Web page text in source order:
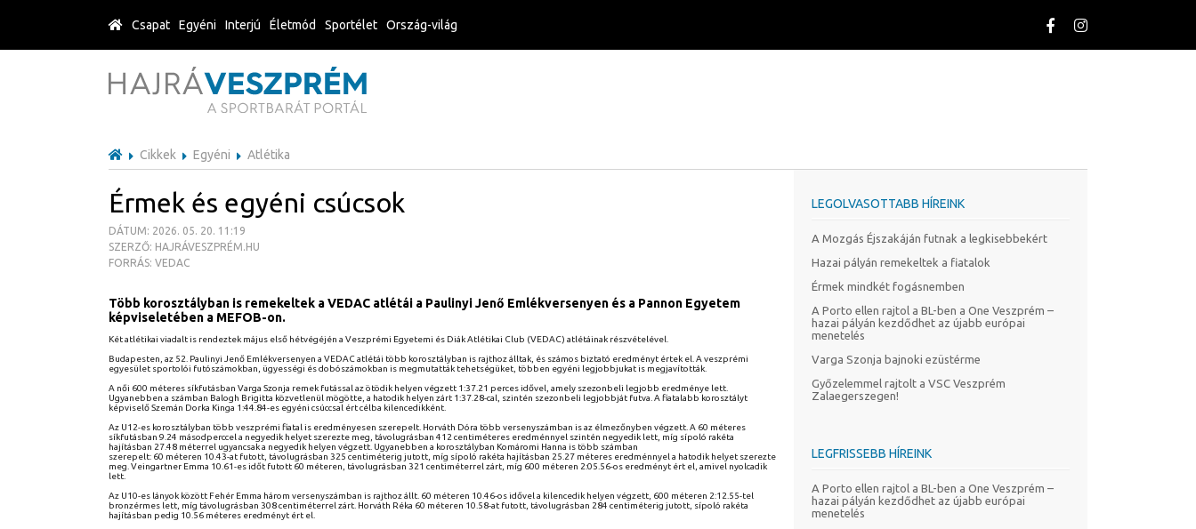
Cikkek Egyéni Atlétika
Érmek és egyéni csúcsok
DÁTUM: 2026. 05. 20. 11:19
SZERZŐ: HAJRÁVESZPRÉM.HU
FORRÁS: VEDAC
Több korosztályban is remekeltek a VEDAC atlétái a Paulinyi Jenő Emlékversenyen és a Pannon Egyetem
képviseletében a MEFOB-on.
Két atlétikai viadalt is rendeztek május első hétvégéjén a Veszprémi Egyetemi és Diák Atlétikai Club (VEDAC) atlétáinak részvételével.
Budapesten, az 52. Paulinyi Jenő Emlékversenyen a VEDAC atlétái több korosztályban is rajthoz álltak, és számos biztató eredményt értek el. A veszprémi
egyesület sportolói futószámokban, ügyességi és dobószámokban is megmutatták tehetségüket, többen egyéni legjobbjukat is megjavították.
A női 600 méteres síkfutásban Varga Szonja remek futással az ötödik helyen végzett 1:37.21 perces idővel, amely szezonbeli legjobb eredménye lett.
Ugyanebben a számban Balogh Brigitta közvetlenül mögötte, a hatodik helyen zárt 1:37.28-cal, szintén szezonbeli legjobbját futva. A fiatalabb korosztályt
képviselő Szemán Dorka Kinga 1:44.84-es egyéni csúccsal ért célba kilencedikként.
Az U12-es korosztályban több veszprémi fiatal is eredményesen szerepelt. Horváth Dóra több versenyszámban is az élmezőnyben végzett. A 60 méteres
síkfutásban 9.24 másodperccel a negyedik helyet szerezte meg, távolugrásban 412 centiméteres eredménnyel szintén negyedik lett, míg sípoló rakéta
hajításban 27.48 méterrel ugyancsak a negyedik helyen végzett. Ugyanebben a korosztályban Komáromi Hanna is több számban
szerepelt: 60 méteren 10.43-at futott, távolugrásban 325 centiméterig jutott, míg sípoló rakéta hajításban 25.27 méteres eredménnyel a hatodik helyet szerezte
meg. Veingartner Emma 10.61-es időt futott 60 méteren, távolugrásban 321 centiméterrel zárt, míg 600 méteren 2:05.56-os eredményt ért el, amivel nyolcadik
lett.
Az U10-es lányok között Fehér Emma három versenyszámban is rajthoz állt. 60 méteren 10.46-os idővel a kilencedik helyen végzett, 600 méteren 2:12.55-tel
bronzérmes lett, míg távolugrásban 308 centiméterrel zárt. Horváth Réka 60 méteren 10.58-at futott, távolugrásban 284 centiméterig jutott, sípoló rakéta
hajításban pedig 10.56 méteres eredményt ért el.
LEGOLVASOTTABB HÍREINK
A Mozgás Éjszakáján futnak a legkisebbekért
Hazai pályán remekeltek a fiatalok
Érmek mindkét fogásnemben
A Porto ellen rajtol a BL-ben a One Veszprém –
hazai pályán kezdődhet az újabb európai
menetelés
Varga Szonja bajnoki ezüstérme
Győzelemmel rajtolt a VSC Veszprém
Zalaegerszegen!
LEGFRISSEBB HÍREINK
A Porto ellen rajtol a BL-ben a One Veszprém –
hazai pályán kezdődhet az újabb európai
menetelés
Csapat Egyéni Interjú Életmód Sportélet Ország-világ